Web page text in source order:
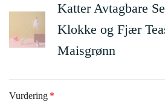
Katter Avtagbare
Klokke og Fjær
Maisgrønn
Vurdering *